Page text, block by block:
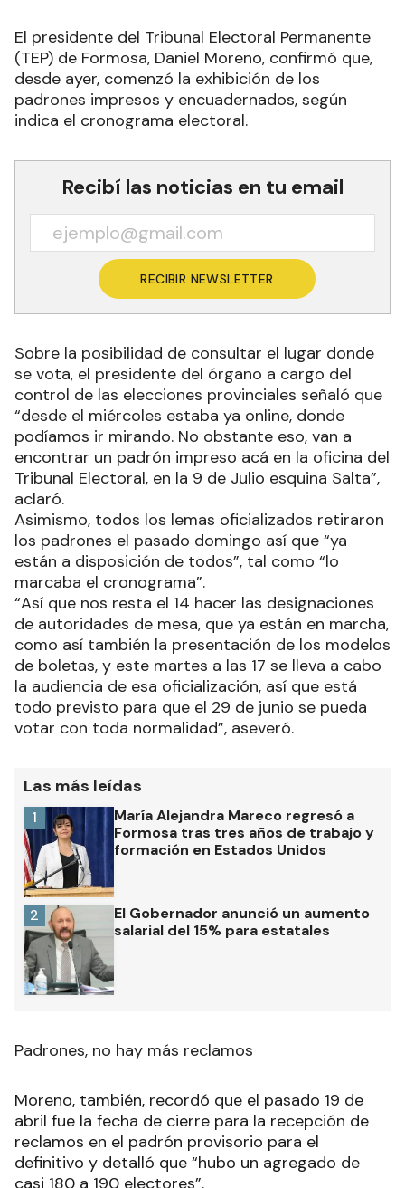
El presidente del Tribunal Electoral Permanente
(TEP) de Formosa, Daniel Moreno, confirmó que,
desde ayer, comenzó la exhibición de los
padrones impresos y encuadernados, según
indica el cronograma electoral.
Recibí las noticias en tu email
RECIBIR NEWSLETTER
Sobre la posibilidad de consultar el lugar donde
se vota, el presidente del órgano a cargo del
control de las elecciones provinciales señaló que
“desde el miércoles estaba ya online, donde
podíamos ir mirando. No obstante eso, van a
encontrar un padrón impreso acá en la oficina del
Tribunal Electoral, en la 9 de Julio esquina Salta”,
aclaró.
Asimismo, todos los lemas oficializados retiraron
los padrones el pasado domingo así que “ya
están a disposición de todos”, tal como “lo
marcaba el cronograma”.
“Así que nos resta el 14 hacer las designaciones
de autoridades de mesa, que ya están en marcha,
como así también la presentación de los modelos
de boletas, y este martes a las 17 se lleva a cabo
la audiencia de esa oficialización, así que está
todo previsto para que el 29 de junio se pueda
votar con toda normalidad”, aseveró.
Las más leídas
María Alejandra Mareco regresó a
Formosa tras tres años de trabajo y
formación en Estados Unidos
1
El Gobernador anunció un aumento
salarial del 15% para estatales
2
Padrones, no hay más reclamos
Moreno, también, recordó que el pasado 19 de
abril fue la fecha de cierre para la recepción de
reclamos en el padrón provisorio para el
definitivo y detalló que “hubo un agregado de
casi 180 a 190 electores”.